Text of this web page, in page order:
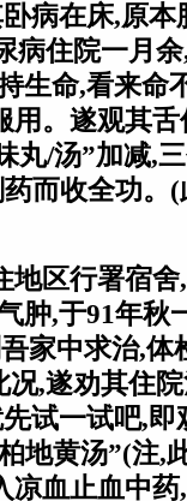
病在床,原
病住院一月
生命,看来命
用。遂观其
丸/汤”加减,
而收全功。
地区行署宿
肿,于91年秋
家中求治,体
,遂劝其住
试一试吧,
地黄汤”(注,
凉血止血中